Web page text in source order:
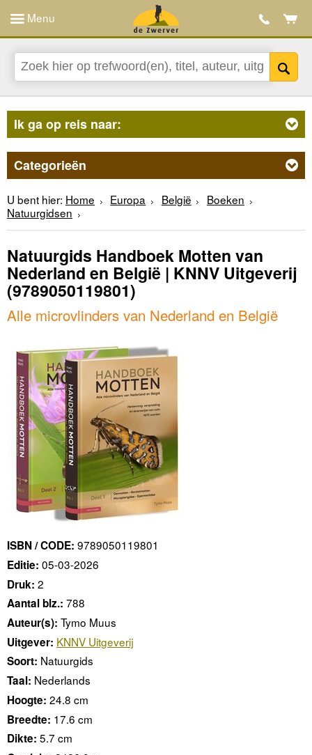
Menu
Ik ga op reis naar:
Categorieën
U bent hier: Home Europa België
Boeken
Natuurgidsen
Natuurgids Handboek Motten van
Nederland en België | KNNV Uitgeverij
(9789050119801)
Alle microvlinders van Nederland en België
ISBN / CODE: 9789050119801
Editie: 05-03-2026
Druk: 2
Aantal blz.: 788
Auteur(s): Tymo Muus
Uitgever: KNNV Uitgeverij
Soort: Natuurgids
Taal: Nederlands
Hoogte: 24.8 cm
Breedte: 17.6 cm
Dikte: 5.7 cm